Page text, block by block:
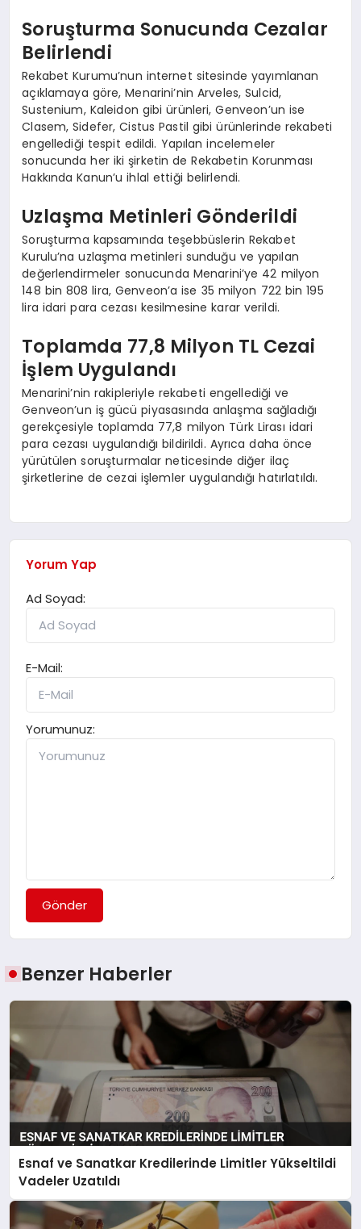
Soruşturma Sonucunda Cezalar
Belirlendi
Rekabet Kurumu’nun internet sitesinde yayımlanan
açıklamaya göre, Menarini’nin Arveles, Sulcid,
Sustenium, Kaleidon gibi ürünleri, Genveon’un ise
Clasem, Sidefer, Cistus Pastil gibi ürünlerinde rekabeti
engellediği tespit edildi. Yapılan incelemeler
sonucunda her iki şirketin de Rekabetin Korunması
Hakkında Kanun’u ihlal ettiği belirlendi.
Uzlaşma Metinleri Gönderildi
Soruşturma kapsamında teşebbüslerin Rekabet
Kurulu’na uzlaşma metinleri sunduğu ve yapılan
değerlendirmeler sonucunda Menarini’ye 42 milyon
148 bin 808 lira, Genveon’a ise 35 milyon 722 bin 195
lira idari para cezası kesilmesine karar verildi.
Toplamda 77,8 Milyon TL Cezai
İşlem Uygulandı
Menarini’nin rakipleriyle rekabeti engellediği ve
Genveon’un iş gücü piyasasında anlaşma sağladığı
gerekçesiyle toplamda 77,8 milyon Türk Lirası idari
para cezası uygulandığı bildirildi. Ayrıca daha önce
yürütülen soruşturmalar neticesinde diğer ilaç
şirketlerine de cezai işlemler uygulandığı hatırlatıldı.
Yorum Yap
Ad Soyad:
E-Mail:
Yorumunuz:
Gönder
Benzer Haberler
Esnaf ve Sanatkar Kredilerinde Limitler Yükseltildi
Vadeler Uzatıldı